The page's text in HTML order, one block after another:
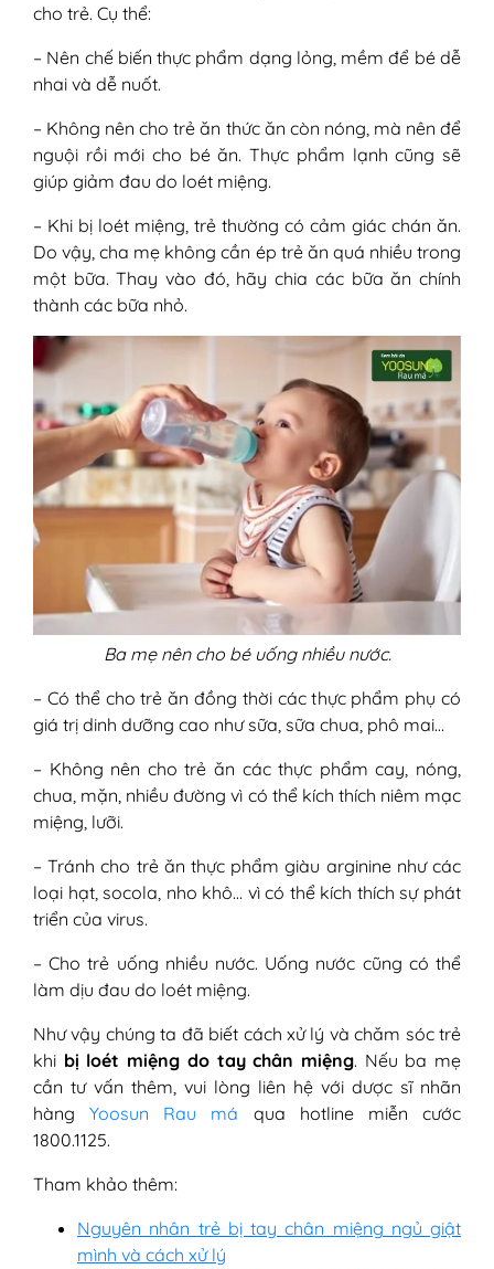
cho trẻ. Cụ thể:
– Nên chế biến thực phẩm dạng lỏng, mềm để bé dễ
nhai và dễ nuốt.
– Không nên cho trẻ ăn thức ăn còn nóng, mà nên để
nguội rồi mới cho bé ăn. Thực phẩm lạnh cũng sẽ
giúp giảm đau do loét miệng.
– Khi bị loét miệng, trẻ thường có cảm giác chán ăn.
Do vậy, cha mẹ không cần ép trẻ ăn quá nhiều trong
một bữa. Thay vào đó, hãy chia các bữa ăn chính
thành các bữa nhỏ.
Ba mẹ nên cho bé uống nhiều nước.
– Có thể cho trẻ ăn đồng thời các thực phẩm phụ có
giá trị dinh dưỡng cao như sữa, sữa chua, phô mai…
– Không nên cho trẻ ăn các thực phẩm cay, nóng,
chua, mặn, nhiều đường vì có thể kích thích niêm mạc
miệng, lưỡi.
– Tránh cho trẻ ăn thực phẩm giàu arginine như các
loại hạt, socola, nho khô… vì có thể kích thích sự phát
triển của virus.
– Cho trẻ uống nhiều nước. Uống nước cũng có thể
làm dịu đau do loét miệng.
Như vậy chúng ta đã biết cách xử lý và chăm sóc trẻ
khi bị loét miệng do tay chân miệng. Nếu ba mẹ
cần tư vấn thêm, vui lòng liên hệ với dược sĩ nhãn
hàngYoosun Rau má qua hotline miễn cước
1800.1125.
Tham khảo thêm:
Nguyên nhân trẻ bị tay chân miệng ngủ giật
mình và cách xử lý